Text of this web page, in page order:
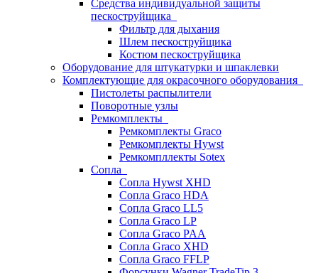
Средства индивидуальной защиты
пескоструйщика
Фильтр для дыхания
Шлем пескоструйщика
Костюм пескоструйщика
Оборудование для штукатурки и шпаклевки
Комплектующие для окрасочного оборудования
Пистолеты распылители
Поворотные узлы
Ремкомплекты
Ремкомплекты Graco
Ремкомплекты Hywst
Ремкомпллекты Sotex
Сопла
Сопла Hywst XHD
Сопла Graco HDA
Сопла Graco LL5
Сопла Graco LP
Сопла Graco PAA
Сопла Graco XHD
Сопла Graco FFLP